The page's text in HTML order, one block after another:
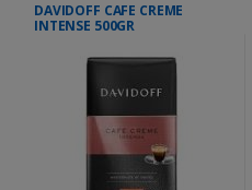
DAVIDOFF CAFE CREME
INTENSE 500GR